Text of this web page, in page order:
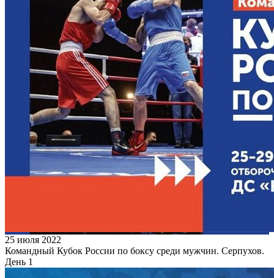
25 июля 2022
Командный Кубок России по боксу среди мужчин. Серпухов.
День 1